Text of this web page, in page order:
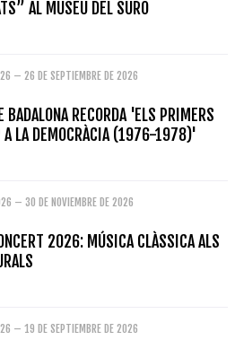
AL MUSEU DEL SURO
– 26 DE SEPTIEMBRE DE 2026
BADALONA RECORDA 'ELS PRIMERS
A LA DEMOCRÀCIA (1976-1978)'
– 30 DE NOVIEMBRE DE 2026
2026: MÚSICA CLÀSSICA ALS
– 19 DE SEPTIEMBRE DE 2026